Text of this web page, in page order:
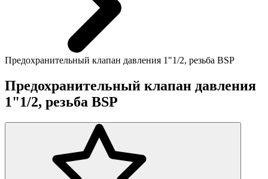
Предохранительный клапан давления 1"1/2, резьба BSP
Предохранительный клапан давления
1"1/2, резьба BSP